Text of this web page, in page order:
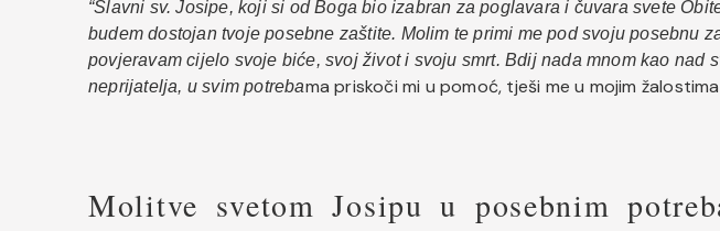
“Slavni sv. Josipe, koji si od Boga bio izabran za poglavara i čuvara svete
budem dostojan tvoje posebne zaštite. Molim te primi me pod svoju posebnu
povjeravam cijelo svoje biće, svoj život i svoju smrt. Bdij nada mnom kao
neprijatelja, u svim potrebama priskoči mi u pomoć, tješi me u mojim
Molitve svetom Josipu u posebnim